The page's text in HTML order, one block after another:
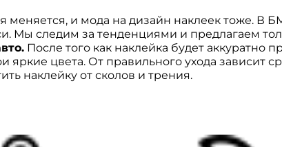
меняется, и мода на дизайн наклеек тоже. В
Мы следим за тенденциями и предлагаем
После того как наклейка будет аккуратно
яркие цвета. От правильного ухода зависит
наклейку от сколов и трения.